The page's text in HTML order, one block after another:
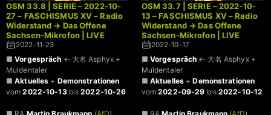
OSM 33.8 | SERIE – 2022-10-
27 – FASCHISMUS XV – Radio
Widerstand → Das Offene
Sachsen-Mikrofon | LIVE
2022-11-23
■Vorgespräch ← 大名 Asphyx +
Muldentaler
■Aktuelles + Demonstrationen
vom2022-10-13bis2022-10-26
OSM 33.7 | SERIE – 2022-10-
13 – FASCHISMUS XV – Radio
Widerstand → Das Offene
Sachsen-Mikrofon | LIVE
2022-10-17
■ Vorgespräch ← 大名 Asphyx +
Muldentaler
■ Aktuelles +Demonstrationen
vom2022-09-29 bis 2022-10-12